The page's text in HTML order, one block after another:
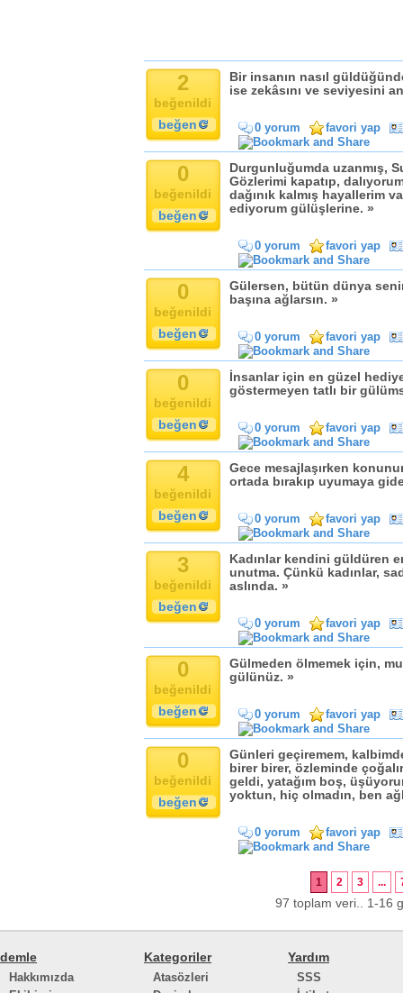
2
beğenildi
beğen
Bir insanın nasıl
ise zekâsını ve seviyesini
0 yorum favori yap
0
beğenildi
beğen
Durgunluğumda uzanmış,
Gözlerimi kapatıp,
dağınık kalmış hayallerim
ediyorum gülüşlerine. »
0 yorum favori yap
0
beğenildi
beğen
Gülersen, bütün dünya
başına ağlarsın. »
0 yorum favori yap
0
beğenildi
beğen
İnsanlar için en güzel
göstermeyen tatlı bir
0 yorum favori yap
4
beğenildi
beğen
Gece mesajlaşırken
ortada bırakıp uyumaya
0 yorum favori yap
3
beğenildi
beğen
Kadınlar kendini güldüren
unutma. Çünkü kadınlar,
aslında. »
0 yorum favori yap
0
beğenildi
beğen
Gülmeden ölmemek için,
gülünüz. »
0 yorum favori yap
0
beğenildi
beğen
Günleri geçiremem,
birer birer, özleminde
geldi, yatağım boş,
yoktun, hiç olmadın, ben
0 yorum favori yap
1 2 3 ...
97 toplam veri.. 1-16
demle
Hakkımızda
Kategoriler
Atasözleri
Yardım
SSS